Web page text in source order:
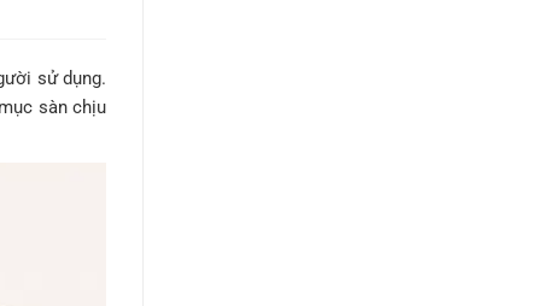
sử dụng.
sàn chịu